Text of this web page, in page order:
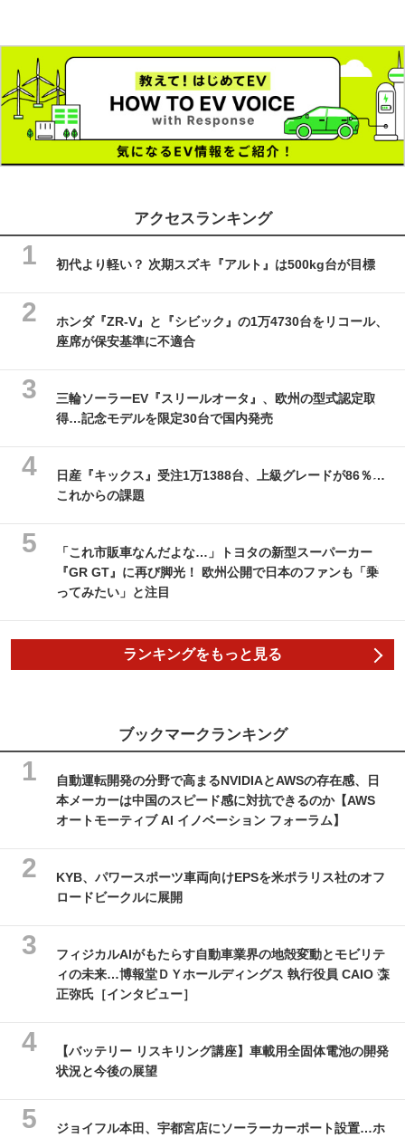
アクセスランキング
初代より軽い？ 次期スズキ『アルト』は500kg台が目標
ホンダ『ZR-V』と『シビック』の1万4730台をリコール、
座席が保安基準に不適合
三輪ソーラーEV『スリールオータ』、欧州の型式認定取
得…記念モデルを限定30台で国内発売
日産『キックス』受注1万1388台、上級グレードが86％…
これからの課題
「これ市販車なんだよな…」トヨタの新型スーパーカー
『GR GT』に再び脚光！ 欧州公開で日本のファンも「乗
ってみたい」と注目
ランキングをもっと見る
ブックマークランキング
自動運転開発の分野で高まるNVIDIAとAWSの存在感、日
本メーカーは中国のスピード感に対抗できるのか【AWS
オートモーティブ AI イノベーション フォーラム】
KYB、パワースポーツ車両向けEPSを米ポラリス社のオフ
ロードビークルに展開
フィジカルAIがもたらす自動車業界の地殻変動とモビリテ
ィの未来…博報堂ＤＹホールディングス 執行役員 CAIO 森
正弥氏［インタビュー］
【バッテリー リスキリング講座】車載用全固体電池の開発
状況と今後の展望
ジョイフル本田、宇都宮店にソーラーカーポート設置…ホ